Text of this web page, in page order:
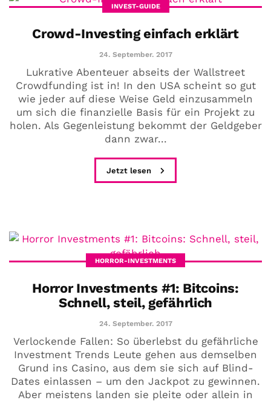
INVEST-GUIDE
Crowd-Investing einfach erklärt
24. September. 2017
Lukrative Abenteuer abseits der Wallstreet
Crowdfunding ist in! In den USA scheint so gut
wie jeder auf diese Weise Geld einzusammeln
um sich die finanzielle Basis für ein Projekt zu
holen. Als Gegenleistung bekommt der Geldgeber
dann zwar...
Jetzt lesen
HORROR-INVESTMENTS
Horror Investments #1: Bitcoins:
Schnell, steil, gefährlich
24. September. 2017
Verlockende Fallen: So überlebst du gefährliche
Investment Trends Leute gehen aus demselben
Grund ins Casino, aus dem sie sich auf Blind-
Dates einlassen – um den Jackpot zu gewinnen.
Aber meistens landen sie pleite oder allein in